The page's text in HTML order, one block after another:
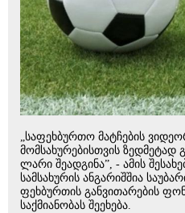
„საფეხბურთო მატჩების
მომსახურებისთვის ზედმეტად
ლარი შეადგინა”, - ამის
სამსახურის ანგარიშშია
ფეხბურთის განვითარების
საქმიანობას შეეხება.